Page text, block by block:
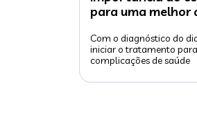
para uma melhor
Com o diagnóstico do
iniciar o tratamento
complicações de saúde